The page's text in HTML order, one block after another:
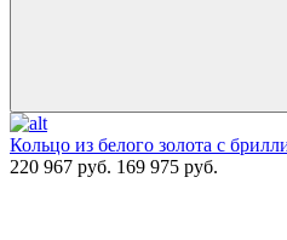
Кольцо из белого золота с
220 967 руб. 169 975 руб.